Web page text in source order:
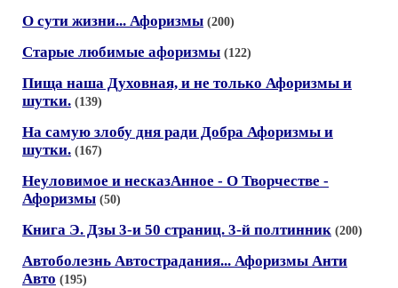
О сути жизни... Афоризмы (200)
Старые любимые афоризмы (122)
Пища наша Духовная, и не только Афоризмы и
шутки. (139)
На самую злобу дня ради Добра Афоризмы и
шутки. (167)
Неуловимое и несказАнное - О Творчестве -
Афоризмы (50)
Книга Э. Дзы 3-и 50 страниц. 3-й полтинник (200)
Автоболезнь Автострадания... Афоризмы Анти
Авто (195)